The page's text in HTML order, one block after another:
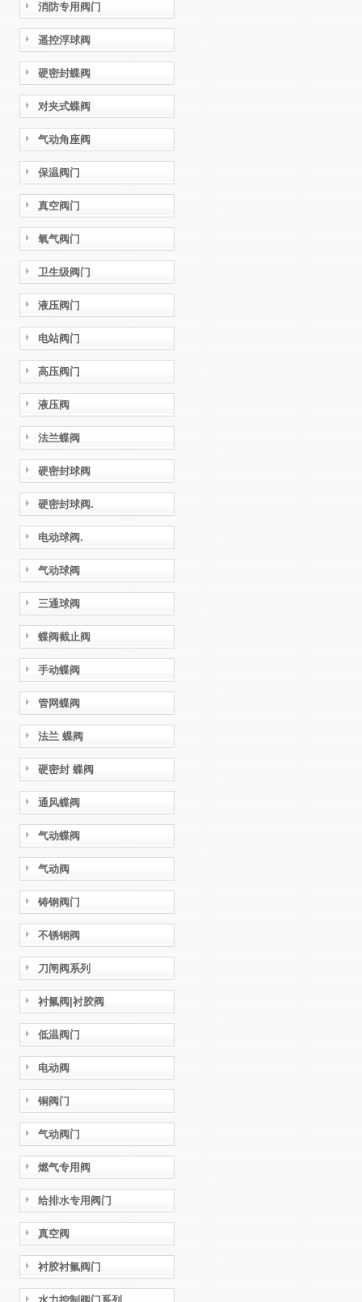
消防专用阀门
遥控浮球阀
硬密封蝶阀
对夹式蝶阀
气动角座阀
保温阀门
真空阀门
氧气阀门
卫生级阀门
液压阀门
电站阀门
高压阀门
液压阀
法兰蝶阀
硬密封球阀
硬密封球阀.
电动球阀.
气动球阀
三通球阀
蝶阀截止阀
手动蝶阀
管网蝶阀
法兰 蝶阀
硬密封 蝶阀
通风蝶阀
气动蝶阀
气动阀
铸钢阀门
不锈钢阀
刀闸阀系列
衬氟阀|衬胶阀
低温阀门
电动阀
铜阀门
气动阀门
燃气专用阀
给排水专用阀门
真空阀
衬胶衬氟阀门